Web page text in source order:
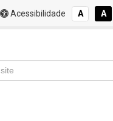
Acessibilidade A A